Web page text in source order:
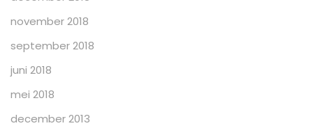
november 2018
september 2018
juni 2018
mei 2018
december 2013